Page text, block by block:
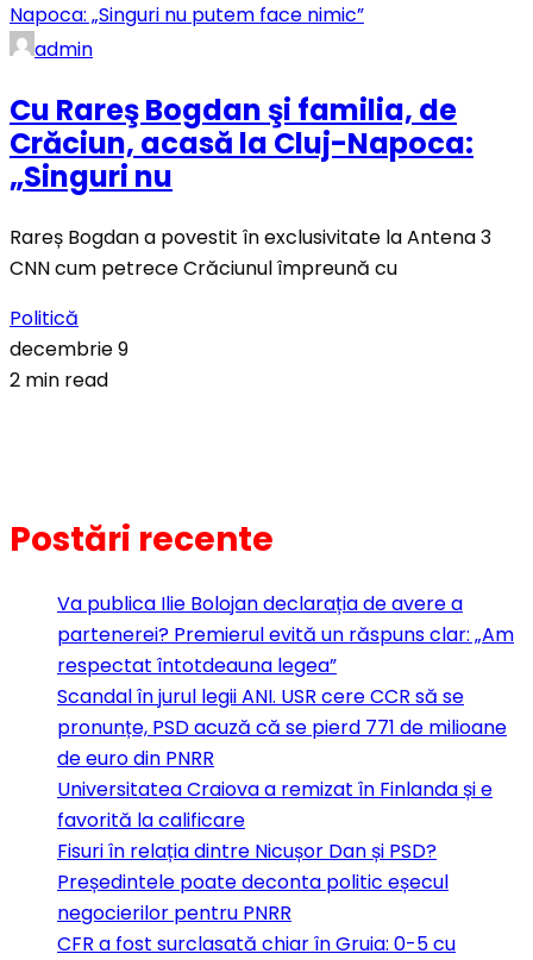
admin
Cu Rareş Bogdan şi familia, de
Crăciun, acasă la Cluj-Napoca:
„Singuri nu
Rareș Bogdan a povestit în exclusivitate la Antena 3
CNN cum petrece Crăciunul împreună cu
Politică
decembrie 9
2 min read
Postări recente
Va publica Ilie Bolojan declarația de avere a
partenerei? Premierul evită un răspuns clar: „Am
respectat întotdeauna legea”
Scandal în jurul legii ANI. USR cere CCR să se
pronunțe, PSD acuză că se pierd 771 de milioane
de euro din PNRR
Universitatea Craiova a remizat în Finlanda și e
favorită la calificare
Fisuri în relația dintre Nicușor Dan și PSD?
Președintele poate deconta politic eșecul
negocierilor pentru PNRR
CFR a fost surclasată chiar în Gruia: 0-5 cu